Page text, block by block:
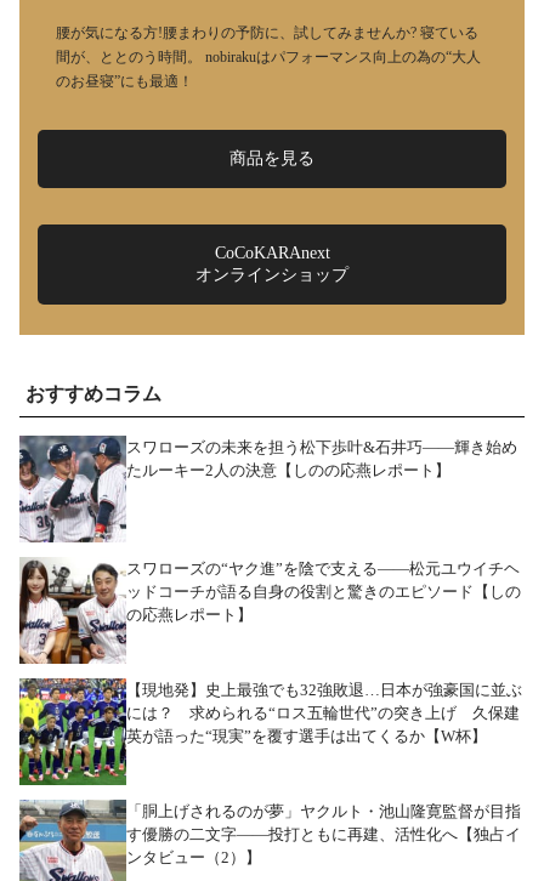
腰が気になる方!腰まわりの予防に、試してみませんか? 寝ている
間が、ととのう時間。 nobirakuはパフォーマンス向上の為の“大人
のお昼寝”にも最適！
商品を見る
CoCoKARAnext
オンラインショップ
おすすめコラム
スワローズの未来を担う松下歩叶&石井巧――輝き始め
たルーキー2人の決意【しのの応燕レポート】
スワローズの“ヤク進”を陰で支える――松元ユウイチヘ
ッドコーチが語る自身の役割と驚きのエピソード【しの
の応燕レポート】
【現地発】史上最強でも32強敗退…日本が強豪国に並ぶ
には？ 求められる“ロス五輪世代”の突き上げ 久保建
英が語った“現実”を覆す選手は出てくるか【W杯】
「胴上げされるのが夢」ヤクルト・池山隆寛監督が目指
す優勝の二文字――投打ともに再建、活性化へ【独占イ
ンタビュー（2）】